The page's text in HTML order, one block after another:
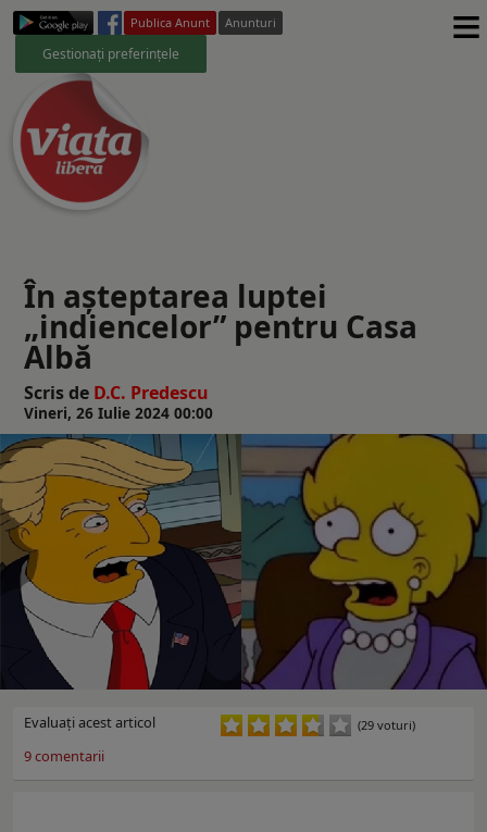
Publica Anunt Anunturi
Gestionați preferințele ≡
În aşteptarea luptei
„indiencelor” pentru Casa
Albă
Scris de D.C. Predescu
Vineri, 26 Iulie 2024 00:00
Evaluaţi acest articol (29 voturi)
9comentarii